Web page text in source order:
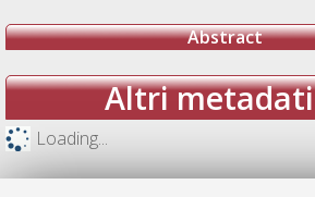
Abstract
Altri metadati
Loading...